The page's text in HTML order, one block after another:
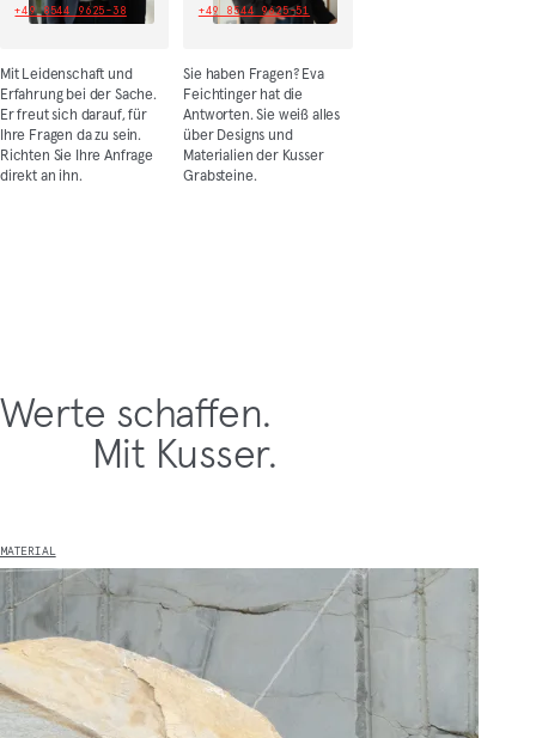
+49 8544 9625-38
Mit Leidenschaft und
Erfahrung bei der Sache.
Er freut sich darauf, für
Ihre Fragen da zu sein.
Richten Sie Ihre Anfrage
direkt an ihn.
+49 8544 9625-51
Sie haben Fragen? Eva
Feichtinger hat die
Antworten. Sie weiß alles
über Designs und
Materialien der Kusser
Grabsteine.
Werte schaffen.
Mit Kusser.
MATERIAL